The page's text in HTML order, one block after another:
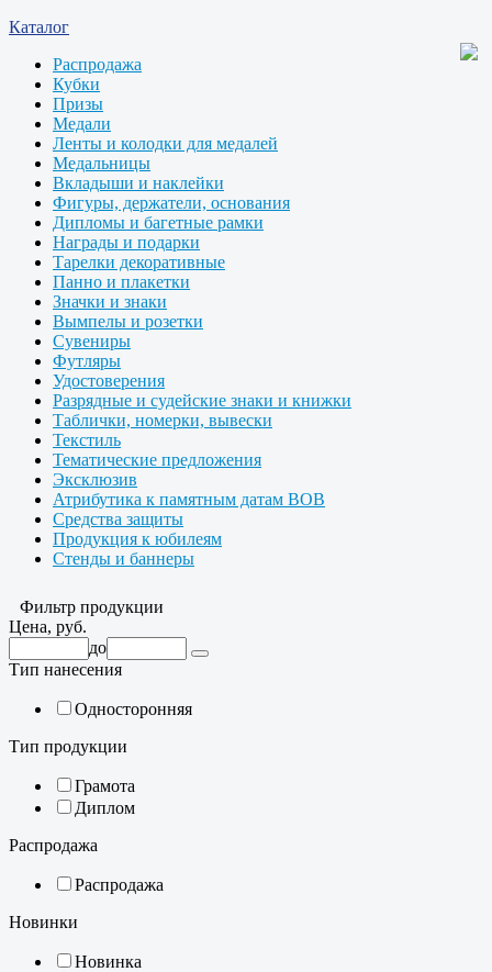
Каталог
Распродажа
Кубки
Призы
Медали
Ленты и колодки для медалей
Медальницы
Вкладыши и наклейки
Фигуры, держатели, основания
Дипломы и багетные рамки
Награды и подарки
Тарелки декоративные
Панно и плакетки
Значки и знаки
Вымпелы и розетки
Сувениры
Футляры
Удостоверения
Разрядные и судейские знаки и книжки
Таблички, номерки, вывески
Текстиль
Тематические предложения
Эксклюзив
Атрибутика к памятным датам ВОВ
Средства защиты
Продукция к юбилеям
Стенды и баннеры
Фильтр продукции
Цена, руб.
до
Тип нанесения
Односторонняя
Тип продукции
Грамота
Диплом
Распродажа
Распродажа
Новинки
Новинка